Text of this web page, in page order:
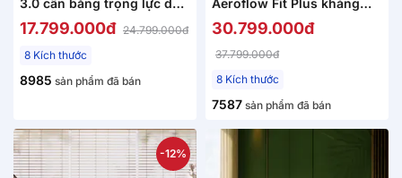
3.0 cân bằng trọng lực dày
18cm
17.799.000đ 24.799.000đ
8 Kích thước
8985 sản phẩm đã bán
Aeroflow Fit Plus kháng
khuẩn dày 20cm
30.799.000đ
37.799.000đ
8 Kích thước
7587 sản phẩm đã bán
-12%